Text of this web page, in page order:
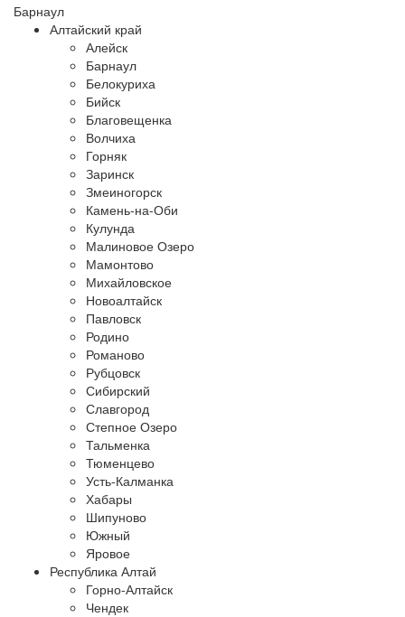
Барнаул
Алтайский край
Алейск
Барнаул
Белокуриха
Бийск
Благовещенка
Волчиха
Горняк
Заринск
Змеиногорск
Камень-на-Оби
Кулунда
Малиновое Озеро
Мамонтово
Михайловское
Новоалтайск
Павловск
Родино
Романово
Рубцовск
Сибирский
Славгород
Степное Озеро
Тальменка
Тюменцево
Усть-Калманка
Хабары
Шипуново
Южный
Яровое
Республика Алтай
Горно-Алтайск
Чендек